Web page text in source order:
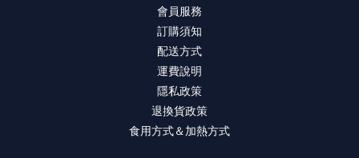
會員服務
訂購須知
配送方式
運費說明
隱私政策
退換貨政策
食用方式＆加熱方式